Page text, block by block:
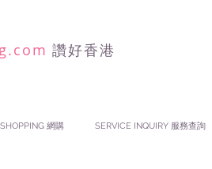
讚好香港
SHOPPING 網購 SERVICE INQUIRY 服務查詢